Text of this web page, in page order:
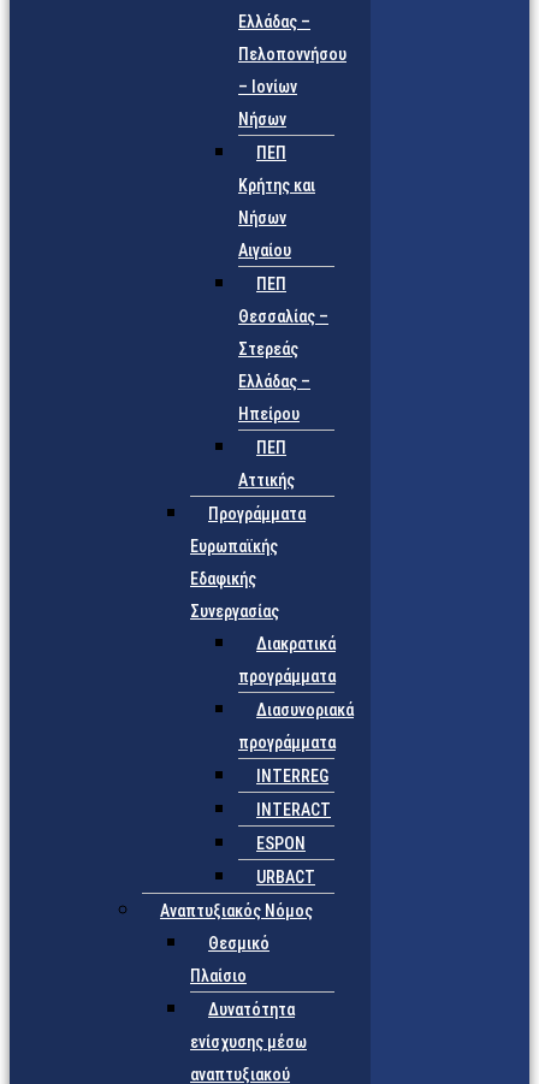
Ελλάδας –
Πελοποννήσου
– Ιονίων
Νήσων
ΠΕΠ
Κρήτης και
Νήσων
Αιγαίου
ΠΕΠ
Θεσσαλίας –
Στερεάς
Ελλάδας –
Ηπείρου
ΠΕΠ
Αττικής
Προγράμματα
Ευρωπαϊκής
Εδαφικής
Συνεργασίας
Διακρατικά
προγράμματα
Διασυνοριακά
προγράμματα
INTERREG
INTERACT
ESPON
URBACT
Αναπτυξιακός Νόμος
Θεσμικό
Πλαίσιο
Δυνατότητα
ενίσχυσης μέσω
αναπτυξιακού